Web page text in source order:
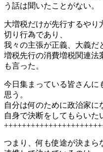
う話は聞いたことがない。
大増税だけが先行するやり
切り行為であり、
我々の主張が正義、大義だ
増税先行の消費増税関連法
も言った。
今日集まっている皆さんに
思う。
自分は何のために政治家に
自身で決断をしてもらいた
つまり、何も使途が決まら